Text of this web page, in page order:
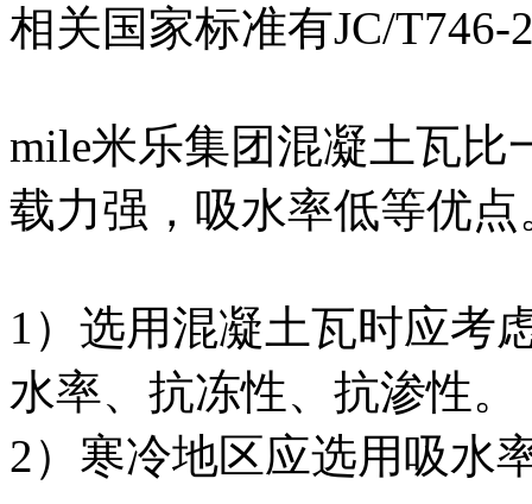
相关国家标准有JC/T746-
mile米乐集团混凝土瓦比
载力强，吸水率低等优点
1）选用混凝土瓦时应考
水率、抗冻性、抗渗性。
2）寒冷地区应选用吸水